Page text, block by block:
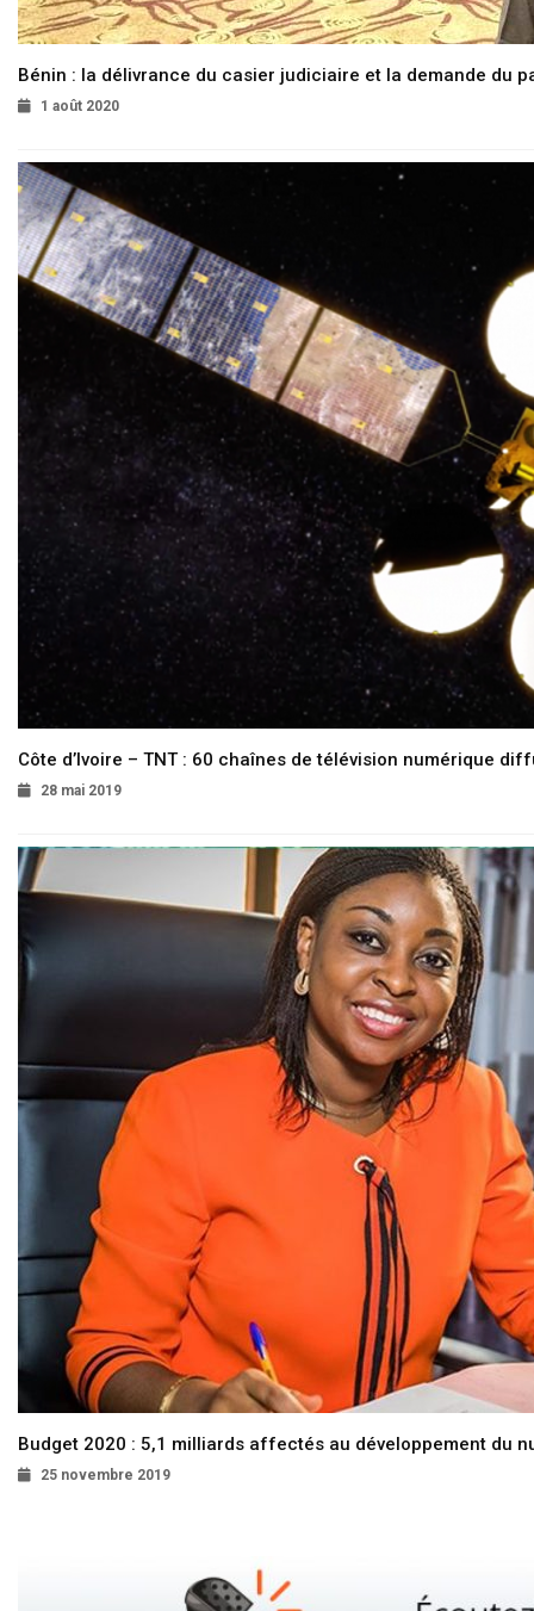
Bénin : la délivrance du casier judiciaire et la demande du
1 août 2020
Côte d’Ivoire – TNT : 60 chaînes de télévision numérique
28 mai 2019
Budget 2020 : 5,1 milliards affectés au développement du
25 novembre 2019